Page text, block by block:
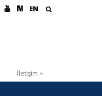
EN
İletişim